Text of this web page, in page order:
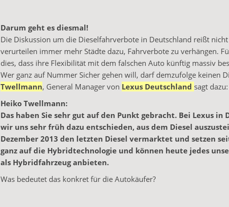
Darum geht es diesmal!
Die Diskussion um die Dieselfahrverbote in Deutschland reißt
verurteilen immer mehr Städte dazu, Fahrverbote zu verhängen.
dies, dass ihre Flexibilität mit dem falschen Auto künftig massiv
Wer ganz auf Nummer Sicher gehen will, darf demzufolge keinen
Twellmann, General Manager von Lexus Deutschland sagt dazu:
Heiko Twellmann:
Das haben Sie sehr gut auf den Punkt gebracht. Bei Lexus in
wir uns sehr früh dazu entschieden, aus dem Diesel
Dezember 2013 den letzten Diesel vermarktet und setzen
ganz auf die Hybridtechnologie und können heute jedes
als Hybridfahrzeug anbieten.
Was bedeutet das konkret für die Autokäufer?